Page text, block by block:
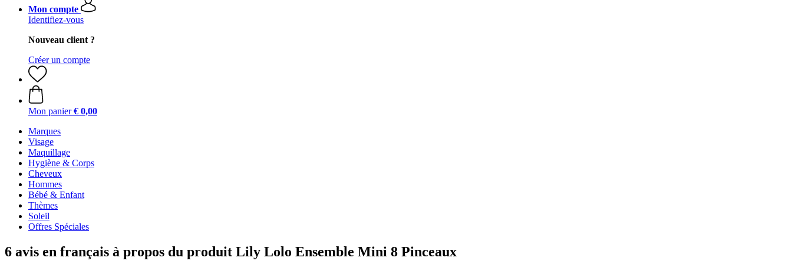
Mon compte
Identifiez-vous
Nouveau client ?
Créer un compte
Mon panier € 0,00
Marques
Visage
Maquillage
Hygiène & Corps
Cheveux
Hommes
Bébé & Enfant
Thèmes
Soleil
Offres Spéciales
6 avis en français à propos du produit Lily Lolo Ensemble Mini 8 Pinceaux